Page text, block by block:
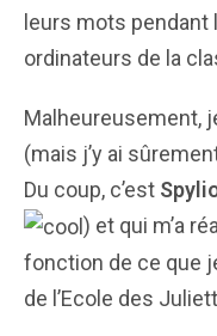
leurs mots pendant
ordinateurs de la
Malheureusement,
(mais j’y ai
Du coup, c’est
) et qui m’a
fonction de ce que
de l’Ecole des